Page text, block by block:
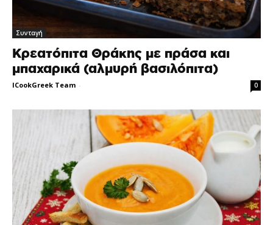
Συνταγή
Κρεατόπιτα Θράκης με πράσα και
μπαχαρικά (αλμυρή βασιλόπιτα)
ICookGreek Team - 0